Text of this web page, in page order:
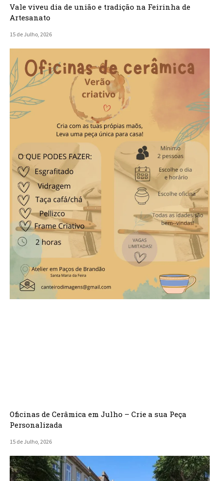
Vale viveu dia de união e tradição na Feirinha de
Artesanato
15 de Julho, 2026
Oficinas de Cerâmica em Julho – Crie a sua Peça
Personalizada
15 de Julho, 2026